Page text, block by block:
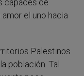
capaces de
el uno hacia
Palestinos
población. Tal